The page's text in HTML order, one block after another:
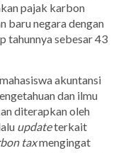
pajak karbon
baru negara dengan
tahunnya sebesar 43
akuntansi
dan ilmu
diterapkan oleh
updateterkait
taxmengingat